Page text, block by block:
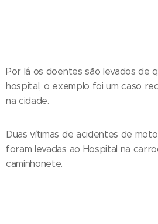
Por lá os doentes são levados de
hospital, o exemplo foi um caso
na cidade.
Duas vítimas de acidentes de
foram levadas ao Hospital na
caminhonete.